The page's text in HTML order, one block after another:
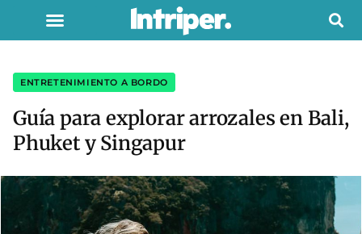
ENTRETENIMIENTO A BORDO
Guía para explorar arrozales en Bali,
Phuket y Singapur